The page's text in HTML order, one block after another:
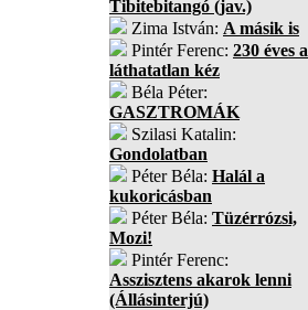
Tibitebitangó (jav.)
Zima István: A másik is
Pintér Ferenc: 230 éves a
láthatatlan kéz
Béla Péter:
GASZTROMÁK
Szilasi Katalin:
Gondolatban
Péter Béla: Halál a
kukoricásban
Péter Béla: Tüzérrózsi,
Mozi!
Pintér Ferenc:
Asszisztens akarok lenni
(Állásinterjú)